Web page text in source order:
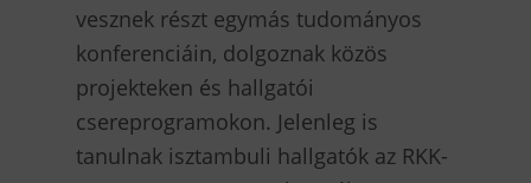
vesznek részt egymás tudományos
konferenciáin, dolgoznak közös
projekteken és hallgatói
csereprogramokon. Jelenleg is
tanulnak isztambuli hallgatók az RKK-